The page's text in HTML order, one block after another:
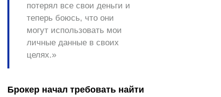
потерял все свои деньги и
теперь боюсь, что они
могут использовать мои
личные данные в своих
целях.»
Брокер начал требовать найти